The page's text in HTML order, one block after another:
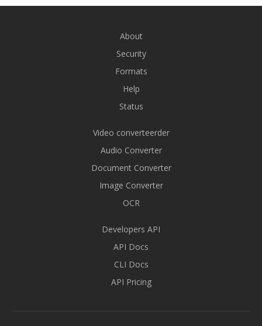
About
Security
Formats
Help
Status
Video converteerder
Audio Converter
Document Converter
Image Converter
OCR
Developers API
API Docs
CLI Docs
API Pricing